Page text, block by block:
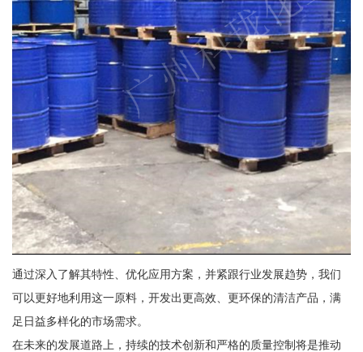
通过深入了解其特性、优化应用方案，并紧跟行业发展趋势，我们
可以更好地利用这一原料，开发出更高效、更环保的清洁产品，满
足日益多样化的市场需求。
在未来的发展道路上，持续的技术创新和严格的质量控制将是推动